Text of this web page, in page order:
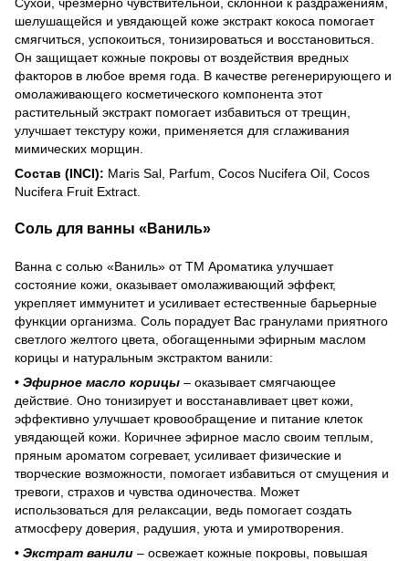
шелушащейся и увядающей коже экстракт кокоса помогает
смягчиться, успокоиться, тонизироваться и восстановиться.
Он защищает кожные покровы от воздействия вредных
факторов в любое время года. В качестве регенерирующего и
омолаживающего косметического компонента этот
растительный экстракт помогает избавиться от трещин,
улучшает текстуру кожи, применяется для сглаживания
мимических морщин.
Состав (INCI): Maris Sal, Parfum, Cocos Nucifera Oil, Cocos
Nucifera Fruit Extract.
Соль для ванны «Ваниль»
Ванна с солью «Ваниль» от ТМ Ароматика улучшает
состояние кожи, оказывает омолаживающий эффект,
укрепляет иммунитет и усиливает естественные барьерные
функции организма. Соль порадует Вас гранулами приятного
светлого желтого цвета, обогащенными эфирным маслом
корицы и натуральным экстрактом ванили:
• Эфирное масло корицы – оказывает смягчающее
действие. Оно тонизирует и восстанавливает цвет кожи,
эффективно улучшает кровообращение и питание клеток
увядающей кожи. Коричнее эфирное масло своим теплым,
пряным ароматом согревает, усиливает физические и
творческие возможности, помогает избавиться от смущения и
тревоги, страхов и чувства одиночества. Может
использоваться для релаксации, ведь помогает создать
атмосферу доверия, радушия, уюта и умиротворения
• Экстрат ванили – освежает кожные покровы, повышая